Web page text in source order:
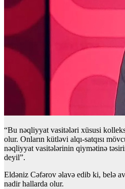
“Bu nəqliyyat vasitələri xüsusi
olur. Onların kütləvi alqı-satqısı
nəqliyyat vasitələrinin qiymətinə
deyil”.
Eldəniz Cəfərov əlavə edib ki, belə
nadir hallarda olur.